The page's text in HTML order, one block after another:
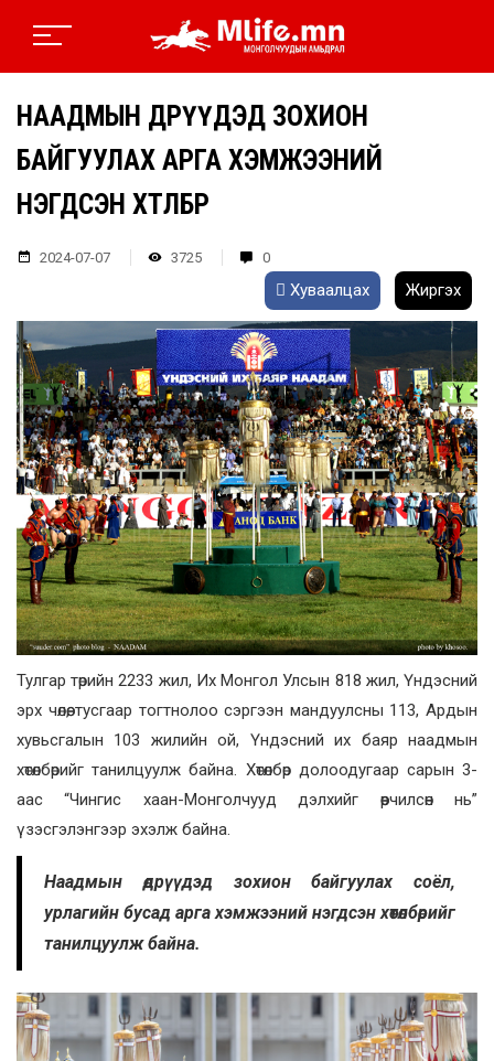
НААДМЫН ӨДРҮҮДЭД ЗОХИОН
БАЙГУУЛАХ АРГА ХЭМЖЭЭНИЙ
НЭГДСЭН ХӨТӨЛБӨР
2024-07-07 3725 0
Хуваалцах Жиргэх
Тулгар төрийн 2233 жил, Их Монгол Улсын 818 жил, Үндэсний
эрх чөлөө, тусгаар тогтнолоо сэргээн мандуулсны 113, Ардын
хувьсгалын 103 жилийн ой, Үндэсний их баяр наадмын
хөтөлбөрийг танилцуулж байна. Хөтөлбөр долоодугаар сарын 3-
аас “Чингис хаан-Монголчууд дэлхийг өөрчилсөн нь”
үзэсгэлэнгээр эхэлж байна.
Наадмын өдрүүдэд зохион байгуулах соёл,
урлагийн бусад арга хэмжээний нэгдсэн хөтөлбөрийг
танилцуулж байна.